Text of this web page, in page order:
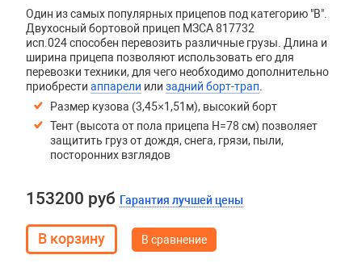
Один из самых популярных прицепов под категорию "В".
Двухосный бортовой прицеп МЗСА 817732
исп.024способен перевозить различные грузы. Длина и
ширина прицепа позволяют использовать его для
перевозки техники, для чего необходимо дополнительно
приобрести аппарели или задний борт-трап
Размер кузова (3,45×1,51м), высокий борт
Тент (высота от пола прицепа H=78 см) позволяет
защитить груз от дождя, снега, грязи, пыли,
посторонних взглядов
153200 руб Гарантия лучшей цены
В сравнение